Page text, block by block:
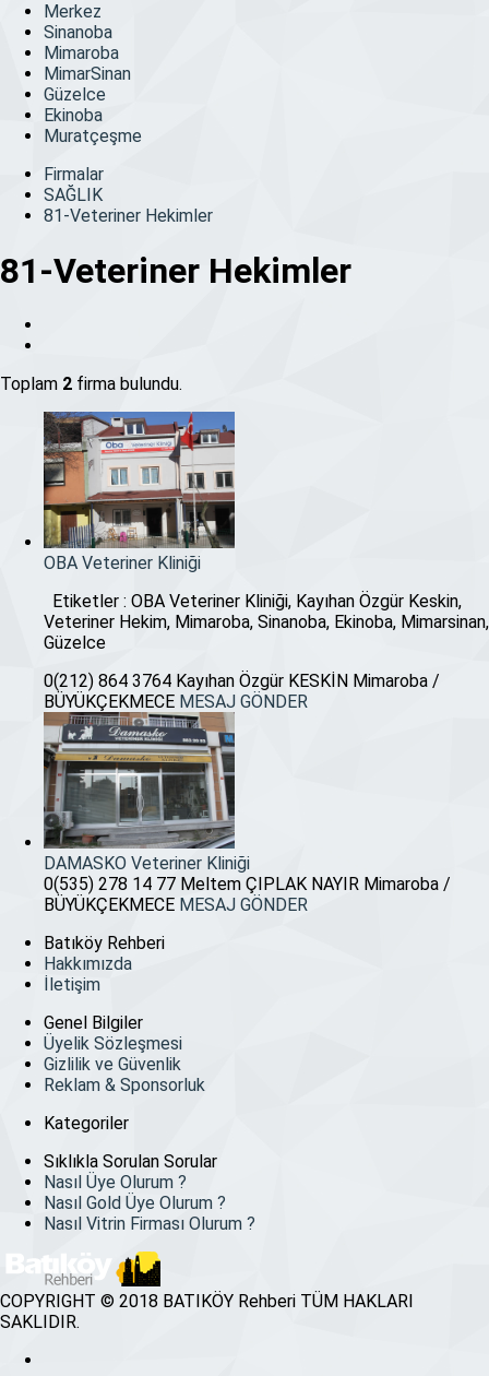
Merkez
Sinanoba
Mimaroba
MimarSinan
Güzelce
Ekinoba
Muratçeşme
Firmalar
SAĞLIK
81-Veteriner Hekimler
81-Veteriner Hekimler
Toplam 2 firma bulundu.
OBA Veteriner Kliniği
Etiketler : OBA Veteriner Kliniği, Kayıhan Özgür Keskin,
Veteriner Hekim, Mimaroba, Sinanoba, Ekinoba, Mimarsinan,
Güzelce
0(212) 864 3764 Kayıhan Özgür KESKİN Mimaroba /
BÜYÜKÇEKMECE MESAJ GÖNDER
DAMASKO Veteriner Kliniği
0(535) 278 14 77 Meltem ÇIPLAK NAYIR Mimaroba /
BÜYÜKÇEKMECE MESAJ GÖNDER
Batıköy Rehberi
Hakkımızda
İletişim
Genel Bilgiler
Üyelik Sözleşmesi
Gizlilik ve Güvenlik
Reklam & Sponsorluk
Kategoriler
Sıklıkla Sorulan Sorular
Nasıl Üye Olurum ?
Nasıl Gold Üye Olurum ?
Nasıl Vitrin Firması Olurum ?
COPYRIGHT © 2018 BATIKÖY Rehberi TÜM HAKLARI
SAKLIDIR.